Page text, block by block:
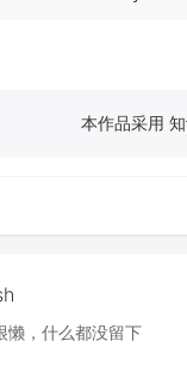
本作品采用
懒，什么都没留下